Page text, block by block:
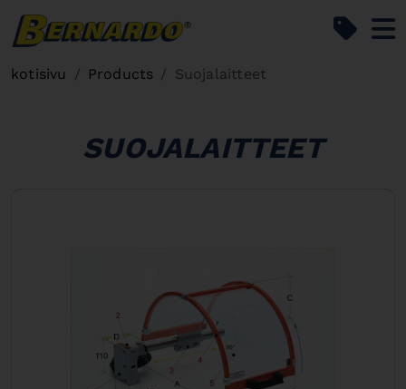
kotisivu Products Suojalaitteet
SUOJALAITTEET